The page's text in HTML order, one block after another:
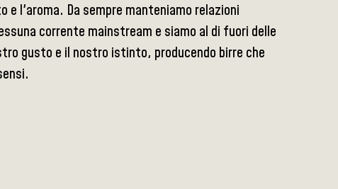
l'aroma. Da sempre manteniamo relazioni
corrente mainstream e siamo al di fuori delle
gusto e il nostro istinto, producendo birre che